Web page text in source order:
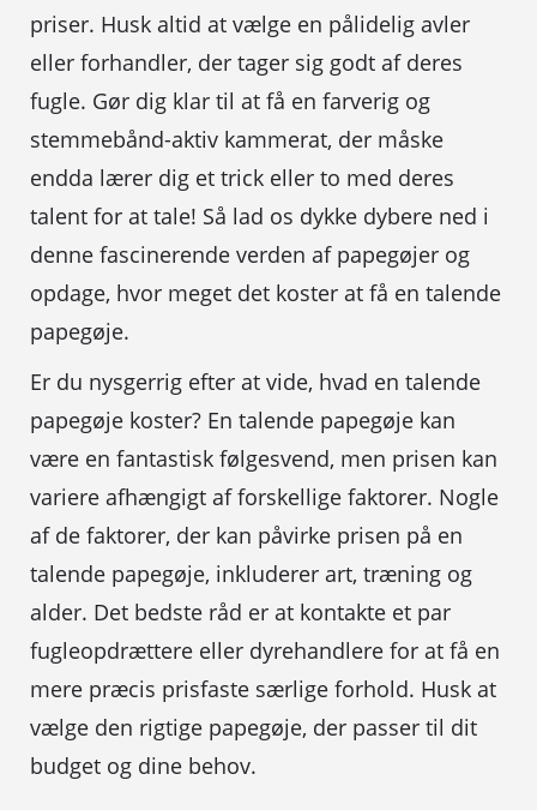
priser. Husk altid at vælge en pålidelig avler
eller forhandler, der tager sig godt af deres
fugle. Gør dig klar til at få en farverig og
stemmebånd-aktiv kammerat, der måske
endda lærer dig et trick eller to med deres
talent for at tale! Så lad os dykke dybere ned i
denne fascinerende verden af papegøjer og
opdage, hvor meget det koster at få en talende
papegøje.
Er du nysgerrig efter at vide, hvad en talende
papegøje koster? En talende papegøje kan
være en fantastisk følgesvend, men prisen kan
variere afhængigt af forskellige faktorer. Nogle
af de faktorer, der kan påvirke prisen på en
talende papegøje, inkluderer art, træning og
alder. Det bedste råd er at kontakte et par
fugleopdrættere eller dyrehandlere for at få en
mere præcis prisfaste særlige forhold. Husk at
vælge den rigtige papegøje, der passer til dit
budget og dine behov.